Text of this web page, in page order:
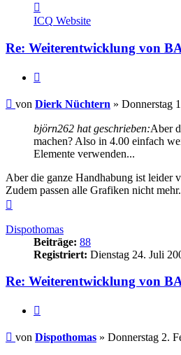
von
Dierk
Nüchtern
ICQ Website
Re: Weiterentwicklung von
Beitrag
von Dierk Nüchtern » Donnerstag
björn262 hat geschrieben:Aber
machen? Also in 4.00 einfach
Elemente verwenden...
Aber die ganze Handhabung ist leider
Zudem passen alle Grafiken nicht
Dispothomas
Beiträge: 88
Registriert: Dienstag 24. Juli
Re: Weiterentwicklung von
Beitrag
von Dispothomas » Donnerstag 2.